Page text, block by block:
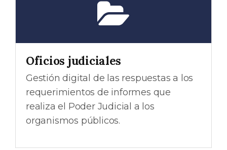
Oficios judiciales
Gestión digital de las respuestas a los
requerimientos de informes que
realiza el Poder Judicial a los
organismos públicos.